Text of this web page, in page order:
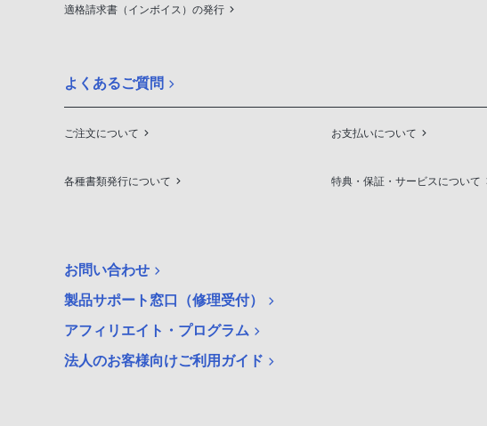
適格請求書（インボイス）の発行
よくあるご質問
ご注文について お支払いについて
各種書類発行について 特典・保証・サービスについて
お問い合わせ
製品サポート窓口（修理受付）
アフィリエイト・プログラム
法人のお客様向けご利用ガイド